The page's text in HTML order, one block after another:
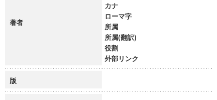
著者
カナ
ローマ字
所属
所属(翻訳)
役割
外部リンク
版